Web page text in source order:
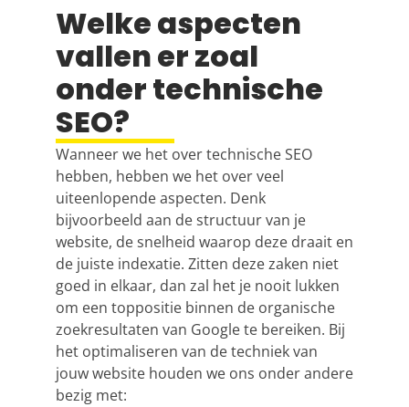
Welke aspecten
vallen er zoal
onder technische
SEO?
Wanneer we het over technische SEO
hebben, hebben we het over veel
uiteenlopende aspecten. Denk
bijvoorbeeld aan de structuur van je
website, de snelheid waarop deze draait en
de juiste indexatie. Zitten deze zaken niet
goed in elkaar, dan zal het je nooit lukken
om een toppositie binnen de organische
zoekresultaten van Google te bereiken. Bij
het optimaliseren van de techniek van
jouw website houden we ons onder andere
bezig met: